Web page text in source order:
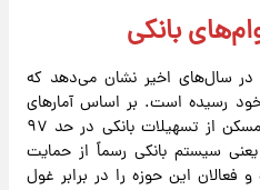
بانکی
سال‌های اخیر نشان می‌دهد که
رسیده است. بر اساس آمارهای
موجود، محرومیت تولیدکنندگان مسکن از تسهیلات بانکی در حد ۹۷
سیستم بانکی رسماً از حمایت
این حوزه را در برابر غول